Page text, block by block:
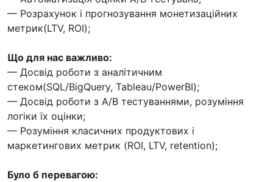
— Розрахунок і прогнозування монетизаційних
метрик(LTV, ROI);
Що для нас важливо:
— Досвід роботи з аналітичним
стеком(SQL/BigQuery, Tableau/PowerBI);
— Досвід роботи з A/B тестуваннями, розуміння
логіки їх оцінки;
— Розуміння класичних продуктових і
маркетингових метрик (ROI, LTV, retention);
Було б перевагою: